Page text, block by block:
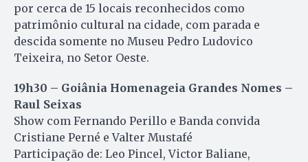
por cerca de 15 locais reconhecidos como
patrimônio cultural na cidade, com parada e
descida somente no Museu Pedro Ludovico
Teixeira, no Setor Oeste.
19h30 – Goiânia Homenageia Grandes Nomes –
Raul Seixas
Show com Fernando Perillo e Banda convida
Cristiane Perné e Valter Mustafé
Participação de: Leo Pincel, Victor Baliane,